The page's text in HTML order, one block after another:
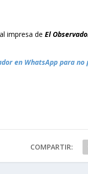
impresa deEl
en WhatsApp para
COMPARTIR: